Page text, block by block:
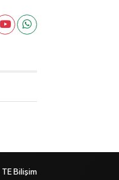
TE Bilişim